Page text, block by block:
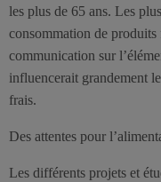
les plus de 65 ans. Les
consommation de
communication sur
influencerait grandement
frais.
Des attentes pour
Les différents projets et